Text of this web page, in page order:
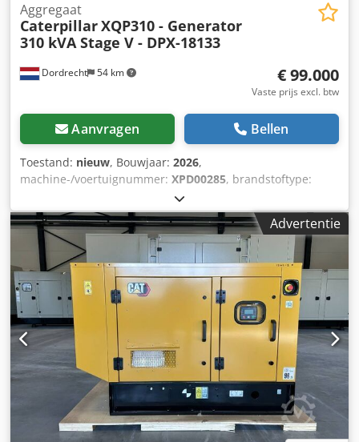
Dordrecht 54 km
Aggregaat
CaterpillarXQP310 - Generator
310 kVA Stage V - DPX-18133
€ 99.000
Vaste prijs excl. btw
Aanvragen Bellen
Toestand: nieuw, Bouwjaar: 2026,
machine-/voertuignummer: XPD00285, brandstoftype:
Cat C9.3B
Leeggewicht: 4.784 kg Chedpszc Dwqsfx Ammja
Generatorvermogen: 310 kVA Laadruimte afmetingen: 409
x 151 x 228 cm CE-markering: ja Emissieniveau: Stage V /
Tier IV final Watertankinhoud: 667 l Land van productie: CN
Neem contact op met team DPX voor meer informatie. =
Verdere opties en accessoires = - Accu - Bedieningstableau
- Stalen dak - Tankwagen
Advertentie